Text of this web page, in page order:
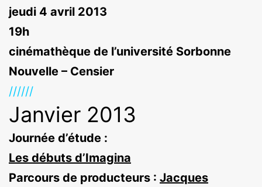
jeudi 4 avril 2013
19h
cinémathèque de l’université Sorbonne
Nouvelle – Censier
//////
Janvier 2013
Journée d’étude :
Les débuts d’Imagina
Parcours de producteurs : Jacques